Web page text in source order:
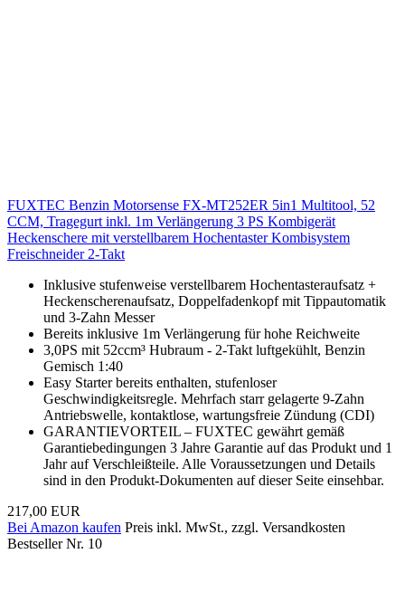
FUXTEC Benzin Motorsense FX-MT252ER 5in1 Multitool, 52
CCM, Tragegurt inkl. 1m Verlängerung 3 PS Kombigerät
Heckenschere mit verstellbarem Hochentaster Kombisystem
Freischneider 2-Takt
Inklusive stufenweise verstellbarem Hochentasteraufsatz +
Heckenscherenaufsatz, Doppelfadenkopf mit Tippautomatik
und 3-Zahn Messer
Bereits inklusive 1m Verlängerung für hohe Reichweite
3,0PS mit 52ccm³ Hubraum - 2-Takt luftgekühlt, Benzin
Gemisch 1:40
Easy Starter bereits enthalten, stufenloser
Geschwindigkeitsregle. Mehrfach starr gelagerte 9-Zahn
Antriebswelle, kontaktlose, wartungsfreie Zündung (CDI)
GARANTIEVORTEIL – FUXTEC gewährt gemäß
Garantiebedingungen 3 Jahre Garantie auf das Produkt und 1
Jahr auf Verschleißteile. Alle Voraussetzungen und Details
sind in den Produkt-Dokumenten auf dieser Seite einsehbar.
217,00 EUR
Bei Amazon kaufen Preis inkl. MwSt., zzgl. Versandkosten
Bestseller Nr. 10